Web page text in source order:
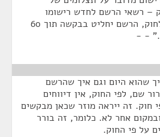
לפי סעיף 4 לחוק – רשאי הרשם לחדש רישומו
בפנקס לפי סעיף 4א(6) לחוק, הרשם יחליט בבקשה תוך 60
שהוא היום וגם איך שהרשם
שם, לפי החוק, אין דיווחים
זה ייראה מוזר שכאן מבקשים
אחר לא. כלומר, זה בורר
על פי החוק.